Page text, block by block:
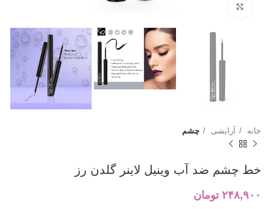
خانه آرایشی چشم
خط چشم ضد آب وینیل لاینر گلدن رز
۲۴۸,۹۰۰ تومان